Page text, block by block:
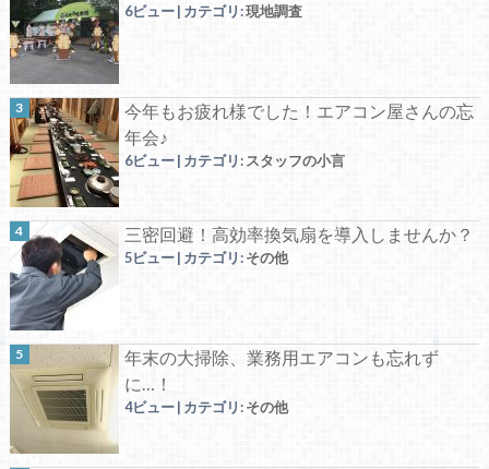
6ビュー| カテゴリ:現地調査
今年もお疲れ様でした！エアコン屋さんの忘
年会♪
6ビュー| カテゴリ: スタッフの小言
三密回避！高効率換気扇を導入しませんか？
5ビュー| カテゴリ:その他
年末の大掃除、業務用エアコンも忘れず
に…！
4ビュー| カテゴリ:その他